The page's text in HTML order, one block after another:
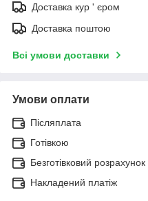
Доставка кур ' єром
Доставка поштою
Всі умови доставки
Умови оплати
Післяплата
Готівкою
Безготівковий розрахунок
Накладений платіж